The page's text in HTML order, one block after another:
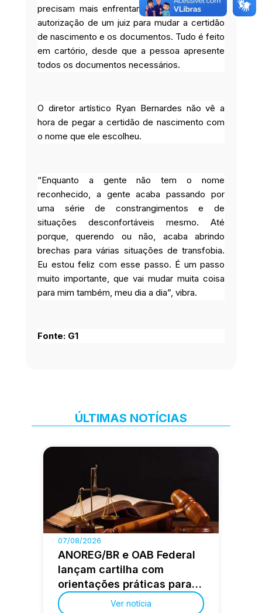
precisam mais enfrentar um processo e ter
autorização de um juiz para mudar a certidão
de nascimento e os documentos. Tudo é feito
em cartório, desde que a pessoa apresente
todos os documentos necessários.
O diretor artístico Ryan Bernardes não vê a
hora de pegar a certidão de nascimento com
o nome que ele escolheu.
“Enquanto a gente não tem o nome
reconhecido, a gente acaba passando por
uma série de constrangimentos e de
situações desconfortáveis mesmo. Até
porque, querendo ou não, acaba abrindo
brechas para várias situações de transfobia.
Eu estou feliz com esse passo. É um passo
muito importante, que vai mudar muita coisa
para mim também, meu dia a dia”, vibra.
Fonte: G1
ÚLTIMAS NOTÍCIAS
07/08/2026
ANOREG/BR e OAB Federal
lançam cartilha com
orientações práticas para a
advocacia extrajudicial
Ver notícia